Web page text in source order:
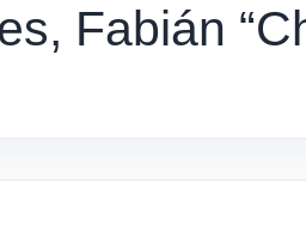
Fabián